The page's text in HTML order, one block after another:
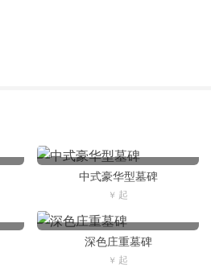
中式豪华型墓碑
深色庄重墓碑